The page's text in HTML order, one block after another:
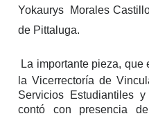
Yokaurys Morales
de Pittaluga.
La importante pieza,
la Vicerrectoría de
Servicios Estudiantiles
contó con presencia